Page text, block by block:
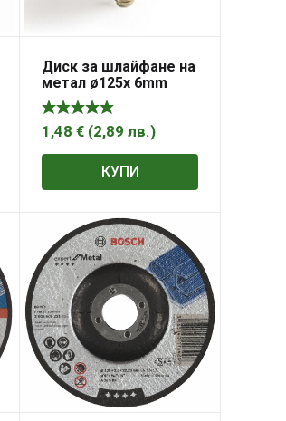
Диск за шлайфане на
метал ø125x 6mm
Bulflex
1,48€ (2,89лв.)
КУПИ